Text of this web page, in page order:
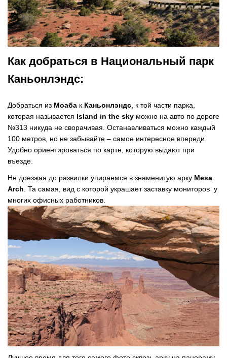
Как добраться в Национальный парк
Каньонлэндс:
Добраться из Моаба к Каньонлэндс , к той части парка,
которая называется Island in the sky можно на авто по дороге
№313 никуда не сворачивая. Останавливаться можно каждый
100 метров, но не забывайте – самое интересное впереди.
Удобно ориентироваться по карте, которую выдают при
въезде.
Не доезжая до развилки упираемся в знаменитую арку Mesa
Arch . Та самая, вид с которой украшает заставку мониторов у
многих офисных работников.